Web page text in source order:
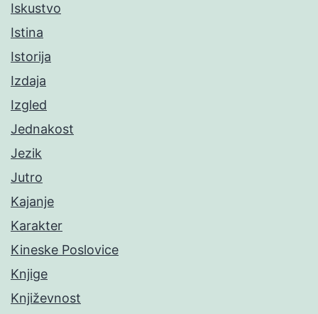
Iskustvo
Istina
Istorija
Izdaja
Izgled
Jednakost
Jezik
Jutro
Kajanje
Karakter
Kineske Poslovice
Knjige
Književnost